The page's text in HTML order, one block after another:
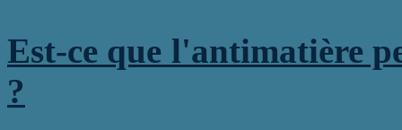
Est-ce que l'antimatière
?